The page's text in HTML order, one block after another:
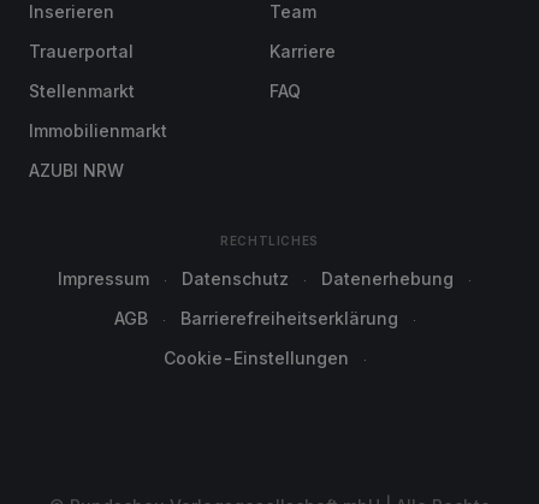
Inserieren
Trauerportal
Stellenmarkt
Immobilienmarkt
AZUBI NRW
Team
Karriere
FAQ
RECHTLICHES
Impressum Datenschutz
Datenerhebung
AGB
Barrierefreiheitserklärung
Cookie-Einstellungen